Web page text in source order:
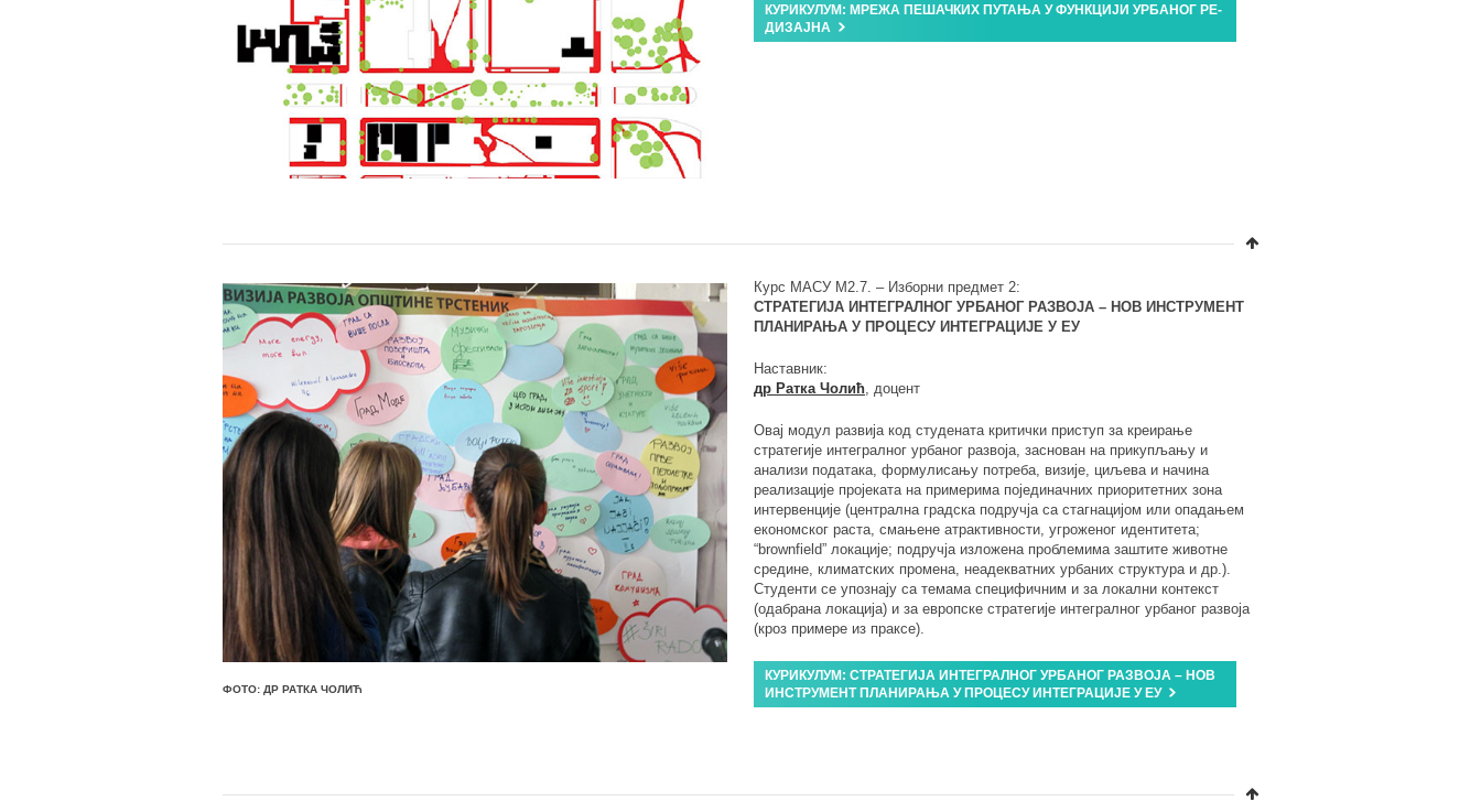
КУРИКУЛУМ: МРЕЖА ПЕШАЧКИХ ПУТАЊА У ФУНКЦИЈИ УРБАНОГ РЕ-
ДИЗАЈНА
ФОТО: ДР РАТКА ЧОЛИЋ
Курс МАСУ М2.7. – Изборни предмет 2:
СТРАТЕГИЈА ИНТЕГРАЛНОГ УРБАНОГ РАЗВОЈА – НОВ ИНСТРУМЕНТ
ПЛАНИРАЊА У ПРОЦЕСУ ИНТЕГРАЦИЈЕ У ЕУ
Наставник:
др Ратка Чолић, доцент
Овај модул развија код студената критички приступ за креирање
стратегије интегралног урбаног развоја, заснован на прикупљању и
анализи података, формулисању потреба, визије, циљева и начина
реализације пројеката на примерима појединачних приоритетних зона
интервенције (централна градска подручја са стагнацијом или опадањем
економског раста, смањене атрактивности, угроженог идентитета;
“brownfield” локације; подручја изложена проблемима заштите животне
средине, климатских промена, неадекватних урбаних структура и др.).
Студенти се упознају са темама специфичним и за локални контекст
(одабрана локација) и за европске стратегије интегралног урбаног развоја
(кроз примере из праксе).
КУРИКУЛУМ: СТРАТЕГИЈА ИНТЕГРАЛНОГ УРБАНОГ РАЗВОЈА – НОВ
ИНСТРУМЕНТ ПЛАНИРАЊА У ПРОЦЕСУ ИНТЕГРАЦИЈЕ У ЕУ